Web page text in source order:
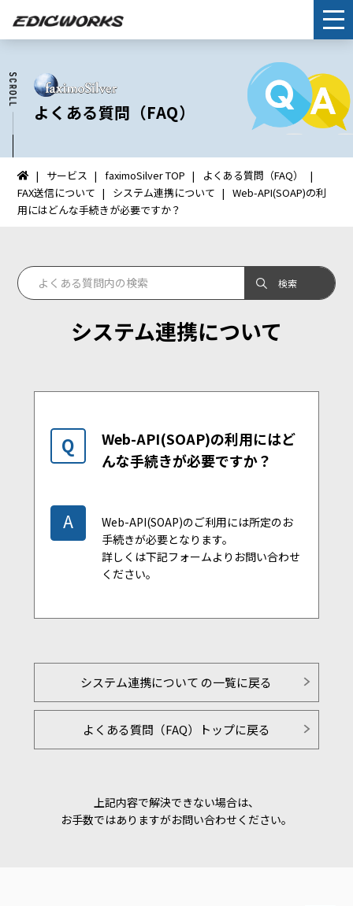
よくある質問（FAQ）
イ
ン
サービス faximoSilver TOP
よくある質問（FAQ）
FAX送信について
システム連携について
Web-API(SOAP)の利
用にはどんな手続きが必要ですか？
システム連携について
Q
Web-API(SOAP)の利用にはど
んな手続きが必要ですか？
A
Web-API(SOAP)のご利用には所定のお
手続きが必要となります。
詳しくは下記フォームよりお問い合わせ
ください。
システム連携について の一覧に戻る
よくある質問（FAQ）トップに戻る
上記内容で解決できない場合は、
お手数ではありますがお問い合わせください。